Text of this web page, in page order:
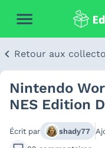
Retour aux
Nintendo
NES Edition
Écrit par shady77